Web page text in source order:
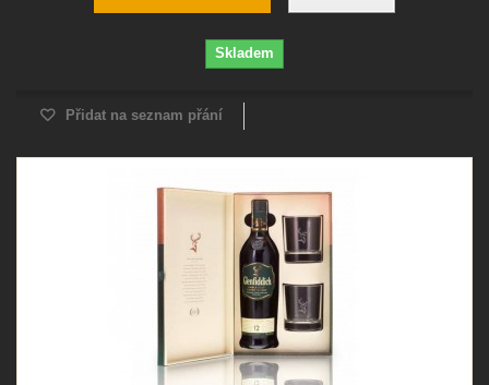
Skladem
Přidat na seznam přání